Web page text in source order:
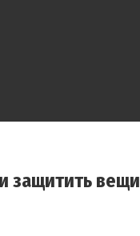
защитить вещи